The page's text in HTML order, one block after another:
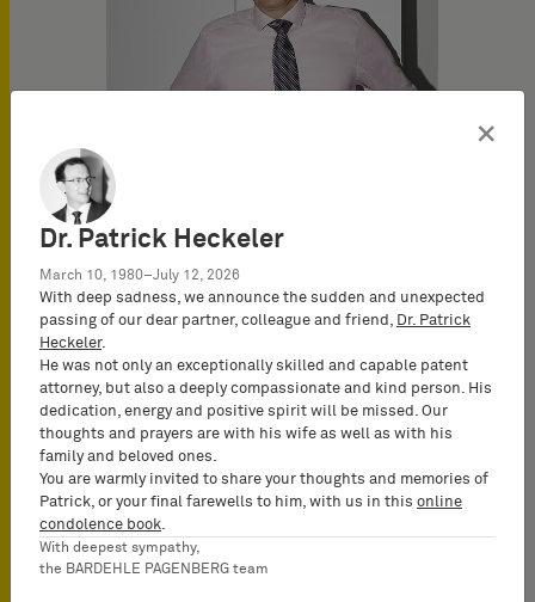
Dr. Tobias Wuttke
Attorney-at-Law
(Rechtsanwalt)
×
Dr. Patrick Heckeler
March 10, 1980–July 12, 2026
With deep sadness, we announce the sudden and unexpected
passing of our dear partner, colleague and friend,
Dr. Patrick
Heckeler.
He was not only an exceptionally skilled and capable patent
attorney, but also a deeply compassionate and kind person. His
dedication, energy and positive spirit will be missed. Our
thoughts and prayers are with his wife as well as with his
family and beloved ones.
You are warmly invited to share your thoughts and memories of
Patrick, or your final farewells to him, with us in this online
condolence book
With deepest sympathy,
the BARDEHLE PAGENBERG team